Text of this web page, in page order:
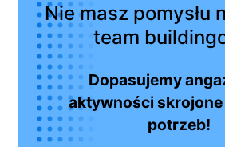
Nie masz pomysłu
team
Dopasujemy
aktywności skrojone
potrzeb!